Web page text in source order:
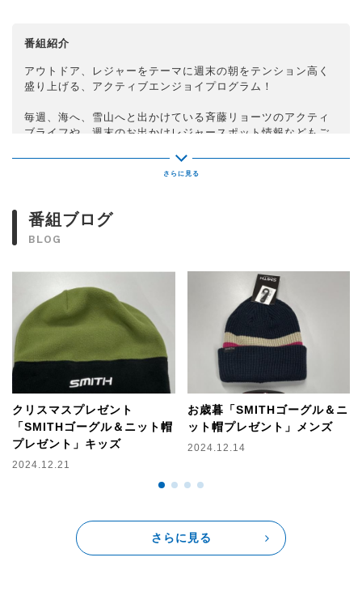
番組紹介
アウトドア、レジャーをテーマに週末の朝をテンション高く
盛り上げる、アクティブエンジョイプログラム！
毎週、海へ、雪山へと出かけている斉藤リョーツのアクティ
ブライフや、週末のお出かけレジャースポット情報などもご
これを聴いたあなたは･･･「どうする！土曜日！！」
番組ブログ
BLOG
クリスマスプレゼント
「SMITHゴーグル＆ニット帽
プレゼント」キッズ
2024.12.21
お歳暮「SMITHゴーグル＆ニ
ット帽プレゼント」メンズ
2024.12.14
さらに見る